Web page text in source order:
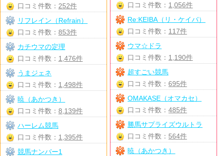
口コミ件数： 1,056件
Re:KEIBA（リ・ケイバ）
口コミ件数： 117件
ウマ☆ドラ
口コミ件数： 1,190件
超すごい競馬
口コミ件数：695件
OMAKASE（オマカセ）
口コミ件数：485件
勝馬サプライズウルトラ
口コミ件数： 564件
暁（あかつき）
口コミ件数： 252件
リフレイン（Refrain）
口コミ件数： 853件
カチウマの定理
口コミ件数： 1,476件
うまジェネ
口コミ件数： 1,498件
暁（あかつき）
口コミ件数： 8,139件
ハーレム競馬
口コミ件数： 1,395件
競馬ナンバー1